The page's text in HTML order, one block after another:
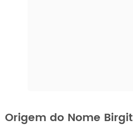
Origem do Nome Birgit